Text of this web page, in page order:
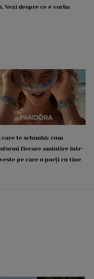
Vezi despre ce e vorba
care te schimbă: cum
fiecare amintire într-
pe care o porți cu tine